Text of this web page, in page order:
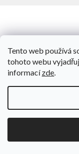
Tento web používá
tohoto webu
informacízde.